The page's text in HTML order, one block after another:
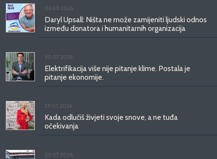
06.08.2026.
Daryl Upsall: Ništa ne može zamijeniti ljudski odnos
između donatora i humanitarnih organizacija
30.07.2026.
Elektrifikacija više nije pitanje klime. Postala je
pitanje ekonomije.
29.07.2026.
Kada odlučiš živjeti svoje snove, a ne tuđa
očekivanja
20.07.2026.